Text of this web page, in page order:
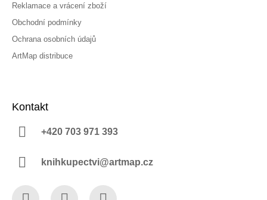
Reklamace a vrácení zboží
Obchodní podmínky
Ochrana osobních údajů
ArtMap distribuce
Kontakt
+420 703 971 393
knihkupectvi@artmap.cz